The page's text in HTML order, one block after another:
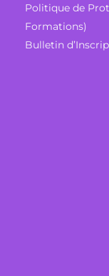
Politique de
Formations)
Bulletin